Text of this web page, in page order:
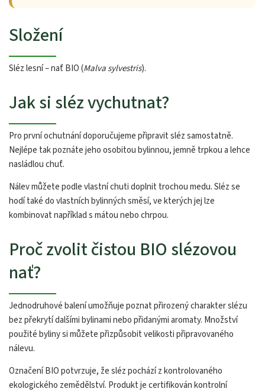
Složení
Sléz lesní – nať BIO (Malva sylvestris).
Jak si sléz vychutnat?
Pro první ochutnání doporučujeme připravit sléz samostatně.
Nejlépe tak poznáte jeho osobitou bylinnou, jemně trpkou a lehce
nasládlou chuť.
Nálev můžete podle vlastní chuti doplnit trochou medu. Sléz se
hodí také do vlastních bylinných směsí, ve kterých jej lze
kombinovat například s mátou nebo chrpou.
Proč zvolit čistou BIO slézovou
nať?
Jednodruhové balení umožňuje poznat přirozený charakter slézu
bez překrytí dalšími bylinami nebo přidanými aromaty. Množství
použité byliny si můžete přizpůsobit velikosti připravovaného
nálevu.
Označení BIO potvrzuje, že sléz pochází z kontrolovaného
ekologického zemědělství. Produkt je certifikován kontrolní